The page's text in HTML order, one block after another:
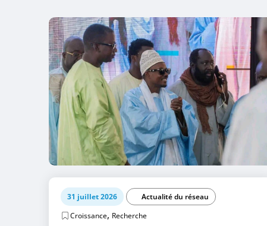
31 juillet 2026
Actualité du réseau
Croissance, Recherche